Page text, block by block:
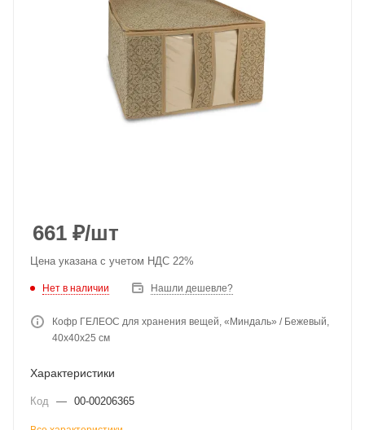
661 ₽/шт
Цена указана с учетом НДС 22%
Нет в наличии Нашли дешевле?
Кофр ГЕЛЕОС для хранения вещей, «Миндаль» / Бежевый,
40х40х25 см
Характеристики
Код — 00-00206365